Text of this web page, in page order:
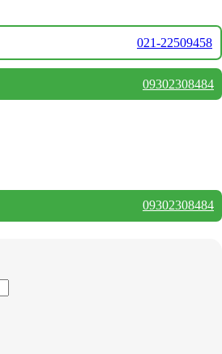
021-22509458
09302308484
09302308484